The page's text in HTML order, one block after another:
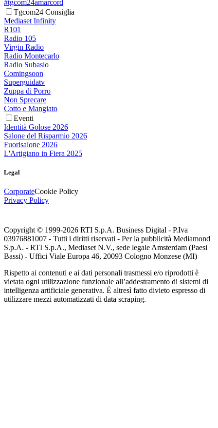
#tgcom24amarcord
Tgcom24 Consiglia
Mediaset Infinity
R101
Radio 105
Virgin Radio
Radio Montecarlo
Radio Subasio
Comingsoon
Superguidatv
Zuppa di Porro
Non Sprecare
Cotto e Mangiato
Eventi
Identità Golose 2026
Salone del Risparmio 2026
Fuorisalone 2026
L'Artigiano in Fiera 2025
Legal
CorporateCookie Policy
Privacy Policy
Copyright © 1999-2026 RTI S.p.A. Business Digital - P.Iva
03976881007 - Tutti i diritti riservati - Per la pubblicità Mediamond
S.p.A. - RTI S.p.A., Mediaset N.V., sede legale Amsterdam (Paesi
Bassi) - Uffici Viale Europa 46, 20093 Cologno Monzese (MI)
Rispetto ai contenuti e ai dati personali trasmessi e/o riprodotti è
vietata ogni utilizzazione funzionale all’addestramento di sistemi di
intelligenza artificiale generativa. È altresì fatto divieto espresso di
utilizzare mezzi automatizzati di data scraping.